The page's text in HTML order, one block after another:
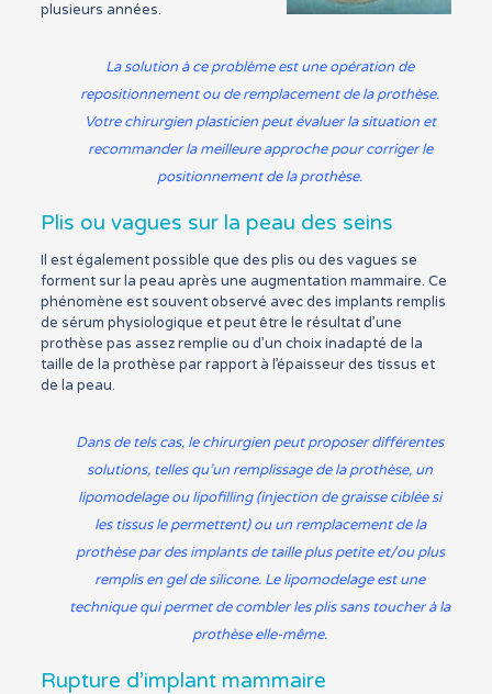
plusieurs années.
La solution à ce problème est une opération de
repositionnement ou de remplacement de la prothèse.
Votre chirurgien plasticien peut évaluer la situation et
recommander la meilleure approche pour corriger le
positionnement de la prothèse.
Plis ou vagues sur la peau des seins
Il est également possible que des plis ou des vagues se
forment sur la peau après une augmentation mammaire. Ce
phénomène est souvent observé avec des implants remplis
de sérum physiologique et peut être le résultat d’une
prothèse pas assez remplie ou d’un choix inadapté de la
taille de la prothèse par rapport à l’épaisseur des tissus et
de la peau.
Dans de tels cas, le chirurgien peut proposer différentes
solutions, telles qu’un remplissage de la prothèse, un
lipomodelage ou lipofilling (injection de graisse ciblée si
les tissus le permettent) ou un remplacement de la
prothèse par des implants de taille plus petite et/ou plus
remplis en gel de silicone. Le lipomodelage est une
technique qui permet de combler les plis sans toucher à la
prothèse elle-même.
Rupture d’implant mammaire